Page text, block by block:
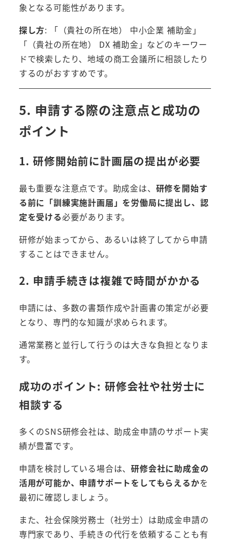
象となる可能性があります。
探し方: 「（貴社の所在地） 中小企業 補助金」
「（貴社の所在地） DX 補助金」などのキーワー
ドで検索したり、地域の商工会議所に相談したり
するのがおすすめです。
5. 申請する際の注意点と成功の
ポイント
1. 研修開始前に計画届の提出が必要
最も重要な注意点です。助成金は、 研修を開始す
る前に「訓練実施計画届」を労働局に提出し、認
定を受ける必要があります。
研修が始まってから、あるいは終了してから申請
することはできません。
2. 申請手続きは複雑で時間がかかる
申請には、多数の書類作成や計画書の策定が必要
となり、専門的な知識が求められます。
通常業務と並行して行うのは大きな負担となりま
す。
成功のポイント: 研修会社や社労士に
相談する
多くのSNS研修会社は、助成金申請のサポート実
績が豊富です。
申請を検討している場合は、研修会社に助成金の
活用が可能か、申請サポートをしてもらえるかを
最初に確認しましょう。
また、社会保険労務士（社労士）は助成金申請の
専門家であり、手続きの代行を依頼することも有